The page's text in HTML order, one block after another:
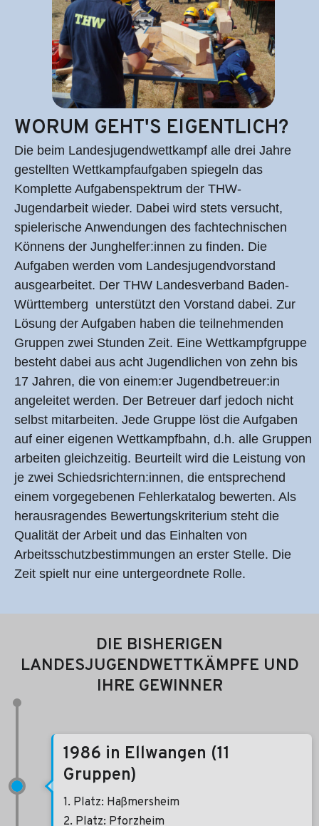
WORUM GEHT'S EIGENTLICH?
Die beim Landesjugendwettkampf alle drei Jahre
gestellten Wettkampfaufgaben spiegeln das
Komplette Aufgabenspektrum der THW-
Jugendarbeit wieder. Dabei wird stets versucht,
spielerische Anwendungen des fachtechnischen
Könnens der Junghelfer:innen zu finden. Die
Aufgaben werden vom Landesjugendvorstand
ausgearbeitet. Der THW Landesverband Baden-
Württemberg unterstützt den Vorstand dabei. Zur
Lösung der Aufgaben haben die teilnehmenden
Gruppen zwei Stunden Zeit. Eine Wettkampfgruppe
besteht dabei aus acht Jugendlichen von zehn bis
17 Jahren, die von einem:er Jugendbetreuer:in
angeleitet werden. Der Betreuer darf jedoch nicht
selbst mitarbeiten. Jede Gruppe löst die Aufgaben
auf einer eigenen Wettkampfbahn, d.h. alle Gruppen
arbeiten gleichzeitig. Beurteilt wird die Leistung von
je zwei Schiedsrichtern:innen, die entsprechend
einem vorgegebenen Fehlerkatalog bewerten. Als
herausragendes Bewertungskriterium steht die
Qualität der Arbeit und das Einhalten von
Arbeitsschutzbestimmungen an erster Stelle. Die
Zeit spielt nur eine untergeordnete Rolle.
DIE BISHERIGEN
LANDESJUGENDWETTKÄMPFE UND
IHRE GEWINNER
1986 in Ellwangen (11
Gruppen)
1. Platz: Haßmersheim
2. Platz: Pforzheim